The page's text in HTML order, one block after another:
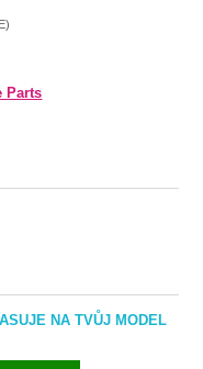
Parts
NA TVŮJ MODEL